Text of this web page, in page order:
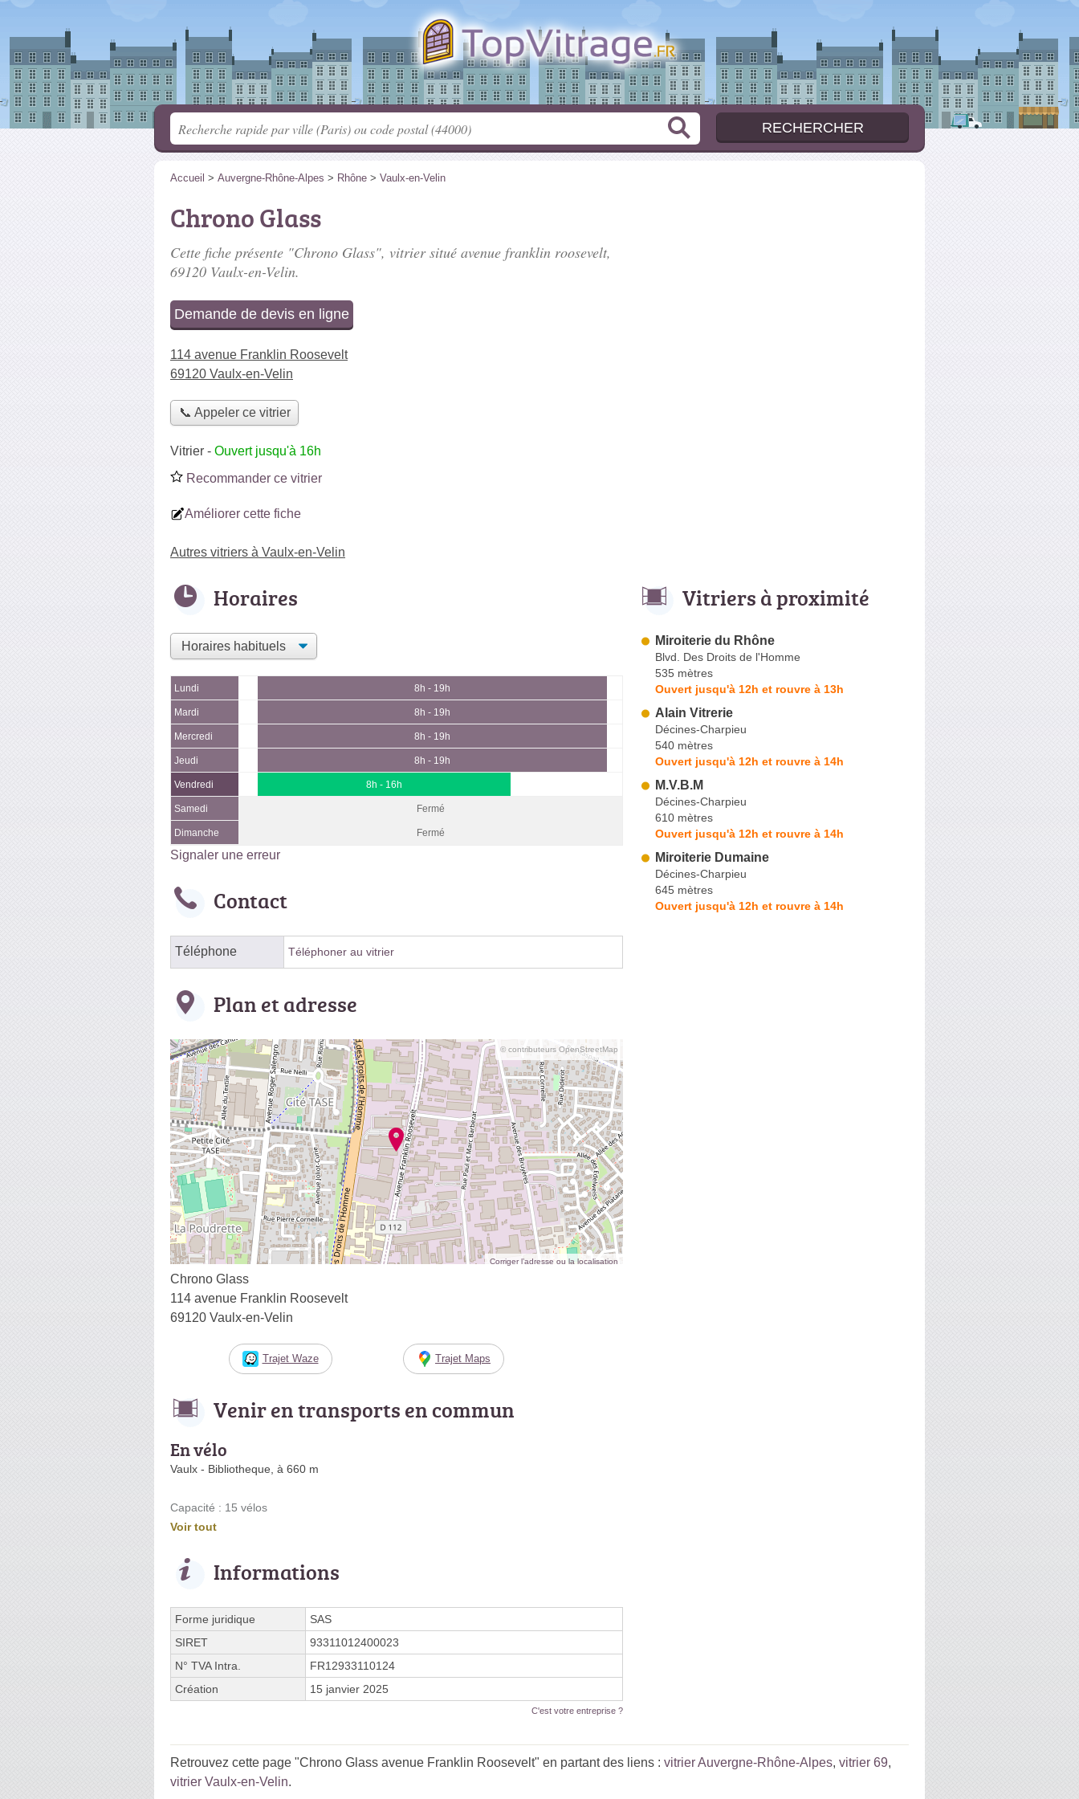
Accueil > Auvergne-Rhône-Alpes > Rhône > Vaulx-en-Velin
Chrono Glass
Cette fiche présente "Chrono Glass", vitrier situé avenue franklin roosevelt,
69120 Vaulx-en-Velin.
Demande de devis en ligne
114 avenue Franklin Roosevelt
69120 Vaulx-en-Velin
📞 Appeler ce vitrier
Vitrier - Ouvert jusqu'à 16h
Recommander ce vitrier
Améliorer cette fiche
Autres vitriers à Vaulx-en-Velin
Horaires
Lundi 8h - 19h
Mardi 8h - 19h
Mercredi 8h - 19h
Jeudi 8h - 19h
Vendredi 8h - 16h
Samedi Fermé
Dimanche Fermé
Signaler une erreur
Contact
Téléphone Téléphoner au vitrier
Plan et adresse
© contributeurs OpenStreetMap
Corriger l’adresse ou la localisation
Chrono Glass
114 avenue Franklin Roosevelt
69120 Vaulx-en-Velin
Trajet Waze Trajet Maps
Venir en transports en commun
En vélo
Vaulx - Bibliotheque, à 660 m
Capacité : 15 vélos
Voir tout
Informations
Forme juridique
SAS
SIRET
93311012400023
N° TVA Intra.
FR12933110124
Création
15 janvier 2025
C'est votre entreprise ?
Vitriers à proximité
Miroiterie du Rhône
Blvd. Des Droits de l'Homme
535 mètres
Ouvert jusqu'à 12h et rouvre à 13h
Alain Vitrerie
Décines-Charpieu
540 mètres
Ouvert jusqu'à 12h et rouvre à 14h
M.V.B.M
Décines-Charpieu
610 mètres
Ouvert jusqu'à 12h et rouvre à 14h
Miroiterie Dumaine
Décines-Charpieu
645 mètres
Ouvert jusqu'à 12h et rouvre à 14h
Retrouvez cette page "Chrono Glass avenue Franklin Roosevelt" en partant des liens : vitrier Auvergne-Rhône-Alpes, vitrier 69,
vitrier Vaulx-en-Velin.